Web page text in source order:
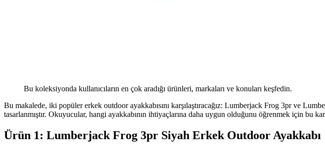
Bu koleksiyonda kullanıcıların en çok aradığı ürünleri, markaları ve konuları keşfedin.
Bu makalede, iki popüler erkek outdoor ayakkabısını karşılaştıracağız: Lumberjack Frog 3pr ve
tasarlanmıştır. Okuyucular, hangi ayakkabının ihtiyaçlarına daha uygun olduğunu öğrenmek için bu
Ürün 1: Lumberjack Frog 3pr Siyah Erkek Outdoor Ayakkabı